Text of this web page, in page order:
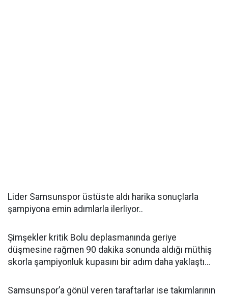
Lider Samsunspor üstüste aldı harika sonuçlarla
şampiyona emin adımlarla ilerliyor..
Şimşekler kritik Bolu deplasmanında geriye
düşmesine rağmen 90 dakika sonunda aldığı müthiş
skorla şampiyonluk kupasını bir adım daha yaklaştı…
Samsunspor’a gönül veren taraftarlar ise takımlarının